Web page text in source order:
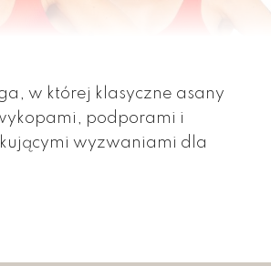
w której klasyczne asany
podporami i
wyzwaniami dla